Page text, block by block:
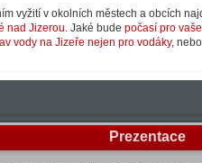
vyžití v okolních městech a obcích
nad Jizerou. Jaké bude počasí pro
vody na Jizeře nejen pro vodáky,
Prezentace